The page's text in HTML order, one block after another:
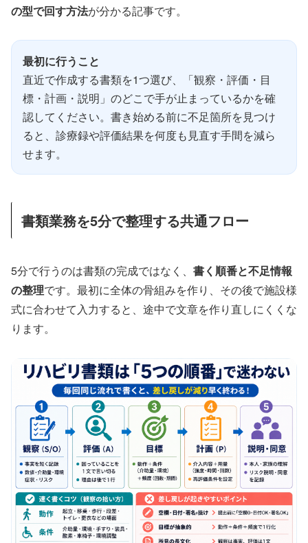
の型で回す方法が分かる記事です。
最初に行うこと
直近で作成する書類を1つ選び、「観察・評価・目
標・計画・説明」のどこで手が止まっているかを確
認してください。書き始める前に不足箇所を見つけ
ると、診療録や評価結果を何度も見直す手間を減ら
せます。
書類業務を5分で整理する共通フロー
5分で行うのは書類の完成ではなく、 書く順番と不足情報
の整理です。最初に全体の骨組みを作り、その後で施設様
式に合わせて入力すると、途中で文章を作り直しにくくな
ります。